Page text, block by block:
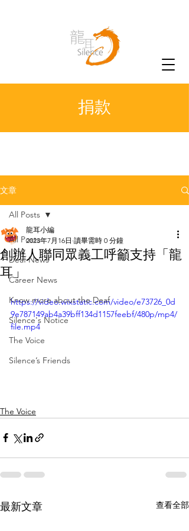
捐款
文章
All Posts
Deaf News
Career News
Know more about the Deaf
Silence's Notice
The Voice
Silence’s Friends
All Posts
創辦人聯同眾義工呼籲支持「龍
耳」
龍耳小編
2023年7月16日 讀畢需時 0 分鐘
https://video.wixstatic.com/video/e73726_0d
9e787149ab4a39bff134d1157feebf/480p/mp4/
file.mp4
The Voice
最新文章 查看全部